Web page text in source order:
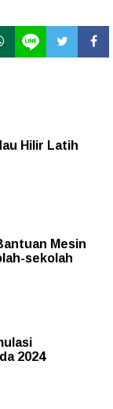
Hilir Latih
Mesin
sekolah
2024